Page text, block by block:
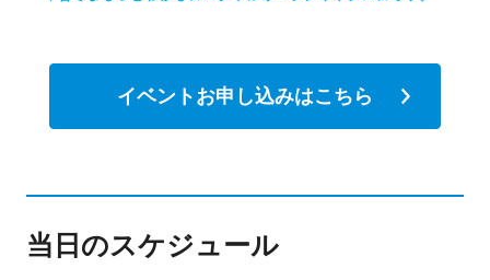
イベントお申し込みはこちら
当日のスケジュール